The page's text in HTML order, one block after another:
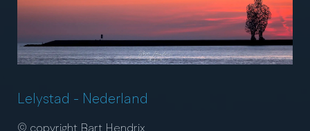
Lelystad - Nederland